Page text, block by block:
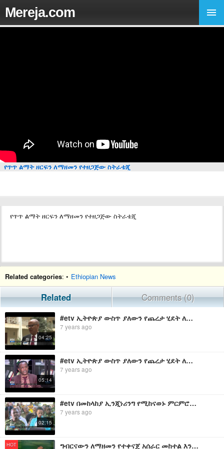
Mereja.com
የጥጥ ልማት ዘርፍን ለማዘመን የተዘጋጅው ስትራቴጂ
የጥጥ ልማት ዘርፍን ለማዘመን የተዘጋጅው ስትራቴጂ
Related categories: • Ethiopian News
Related Comments (0)
04:25
#etv ኢትዮጵያ ውስጥ ያለውን የጨረታ ሂደት ለማዘመን የሚረዳ የሞባይል ቴክኖሎጂ ይፋ ሆነ፡፡
7 years ago
05:14
#etv ኢትዮጵያ ውስጥ ያለውን የጨረታ ሂደት ለማዘመን የሚረዳ የሞባይል ቴክኖሎጂ ይፋ ሆነ፡፡
7 years ago
02:15
#etv በመከላከያ ኢንጂነሪንግ የሚከናወኑ ምርምሮች ዘርፉን ለማዘመን እንደሚያስችሉ ተገለፀ
7 years ago
HOT ግብርናውን ለማዘመን የተቀናጀ አሰራር መከተል እንደሚገባ ምሁራን ተናገሩ